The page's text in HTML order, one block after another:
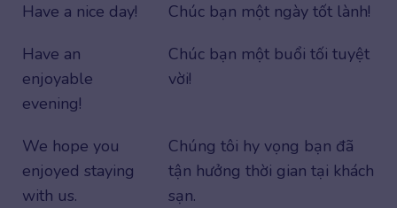
Have a nice day!
Chúc bạn một ngày tốt lành!
Have an
enjoyable
evening!
Chúc bạn một buổi tối tuyệt
vời!
We hope you
enjoyed staying
with us.
Chúng tôi hy vọng bạn đã
tận hưởng thời gian tại khách
sạn.